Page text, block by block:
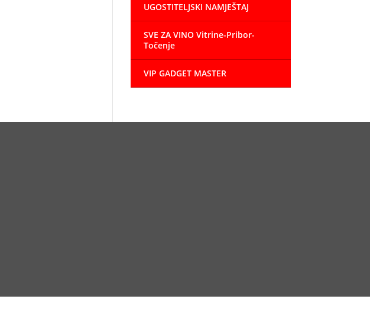
UGOSTITELJSKI NAMJEŠTAJ
SVE ZA VINO Vitrine-Pribor-
Točenje
VIP GADGET MASTER